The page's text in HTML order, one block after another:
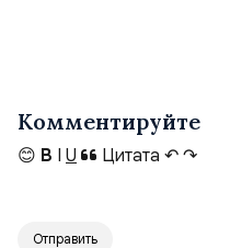
Комментируйте
😊 B I U Цитата ↶ ↷
Отправить